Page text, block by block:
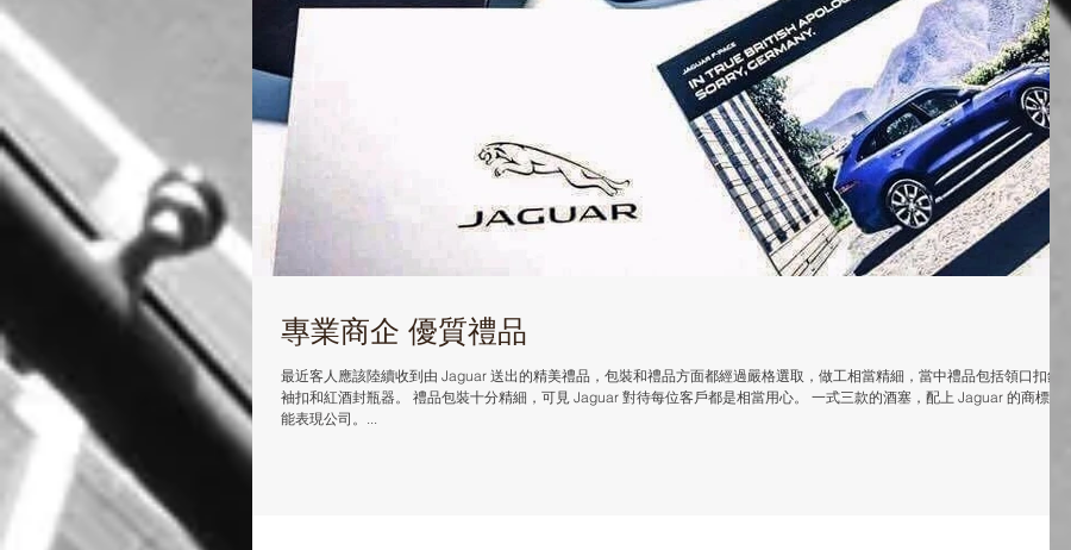
專業商企 優質禮品
最近客人應該陸續收到由 Jaguar 送出的精美禮品，包裝和禮品方面都經過嚴格選取，做工相當精細，當中禮品包括領口扣針、
袖扣和紅酒封瓶器。 禮品包裝十分精細，可見 Jaguar 對待每位客戶都是相當用心。 一式三款的酒塞，配上 Jaguar 的商標，更
能表現公司。...